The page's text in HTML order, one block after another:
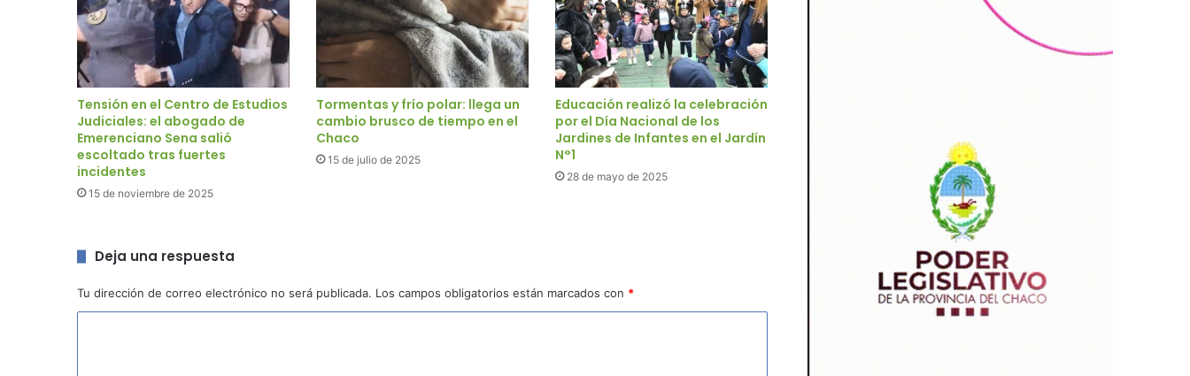
Tensión en el Centro de Estudios
Judiciales: el abogado de
Emerenciano Sena salió
escoltado tras fuertes
incidentes
15 de noviembre de 2025
Tormentas y frío polar: llega un
cambio brusco de tiempo en el
Chaco
15 de julio de 2025
Educación realizó la celebración
por el Día Nacional de los
Jardines de Infantes en el Jardín
N°1
28 de mayo de 2025
Deja una respuesta
Tu dirección de correo electrónico no será publicada. Los campos obligatorios están marcados con *